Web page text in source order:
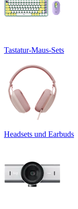
Tastatur-Maus-Sets
Headsets und Earbuds